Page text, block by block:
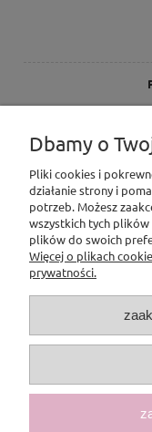
Dbamy o
Pliki cookies i
działanie strony i
potrzeb. Możesz
wszystkich tych
plików do swoich
Więcej o plikach
prywatności.